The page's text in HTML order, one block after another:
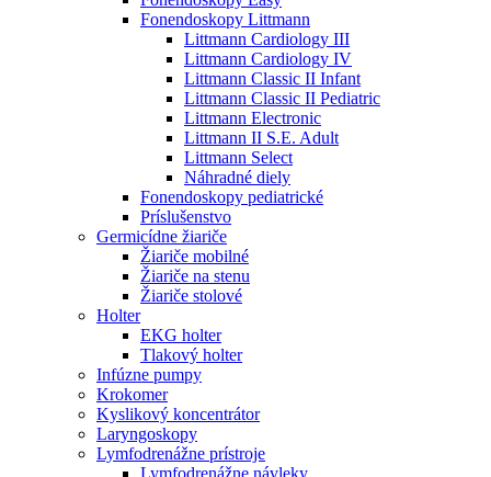
Fonendoskopy Littmann
Littmann Cardiology III
Littmann Cardiology IV
Littmann Classic II Infant
Littmann Classic II Pediatric
Littmann Electronic
Littmann II S.E. Adult
Littmann Select
Náhradné diely
Fonendoskopy pediatrické
Príslušenstvo
Germicídne žiariče
Žiariče mobilné
Žiariče na stenu
Žiariče stolové
Holter
EKG holter
Tlakový holter
Infúzne pumpy
Krokomer
Kyslikový koncentrátor
Laryngoskopy
Lymfodrenážne prístroje